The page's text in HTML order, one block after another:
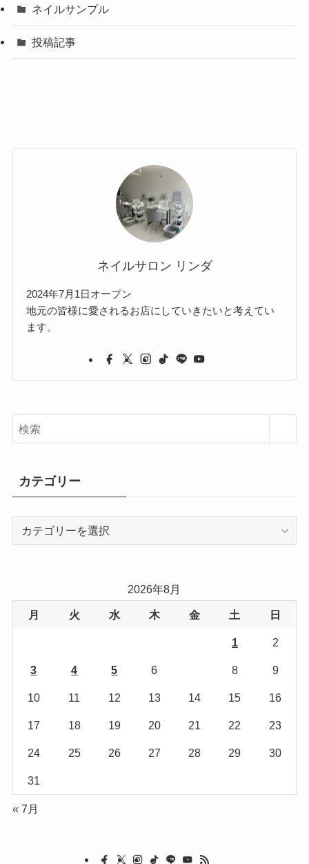
ネイルサンプル
投稿記事
ネイルサロン リンダ
2024年7月1日オープン
地元の皆様に愛されるお店にしていきたいと考えてい
ます。
カテゴリー
2026年8月
月 火 水 木 金 土 日
1 2
3 4 5 6 8 9
10 11 12 13 14 15 16
17 18 19 20 21 22 23
24 25 26 27 28 29 30
31
« 7月